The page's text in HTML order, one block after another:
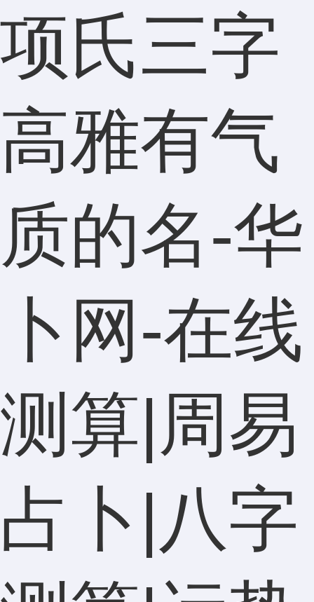
项氏三字
高雅有气
质的名-华
卜网-在线
测算|周易
占卜|八字